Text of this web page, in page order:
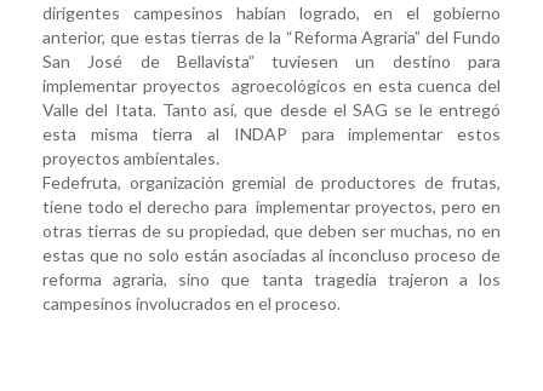
dirigentes campesinos habían logrado, en el gobierno
anterior, que estas tierras de la “Reforma Agraria” del Fundo
San José de Bellavista” tuviesen un destino para
implementar proyectos agroecológicos en esta cuenca del
Valle del Itata. Tanto así, que desde el SAG se le entregó
esta misma tierra al INDAP para implementar estos
proyectos ambientales.
Fedefruta, organización gremial de productores de frutas,
tiene todo el derecho para implementar proyectos, pero en
otras tierras de su propiedad, que deben ser muchas, no en
estas que no solo están asociadas al inconcluso proceso de
reforma agraria, sino que tanta tragedia trajeron a los
campesinos involucrados en el proceso.